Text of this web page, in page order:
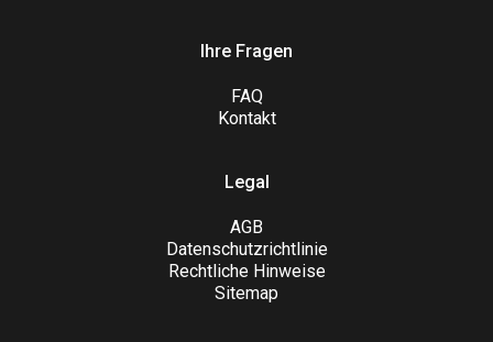
Ihre Fragen
FAQ
Kontakt
Legal
AGB
Datenschutzrichtlinie
Rechtliche Hinweise
Sitemap